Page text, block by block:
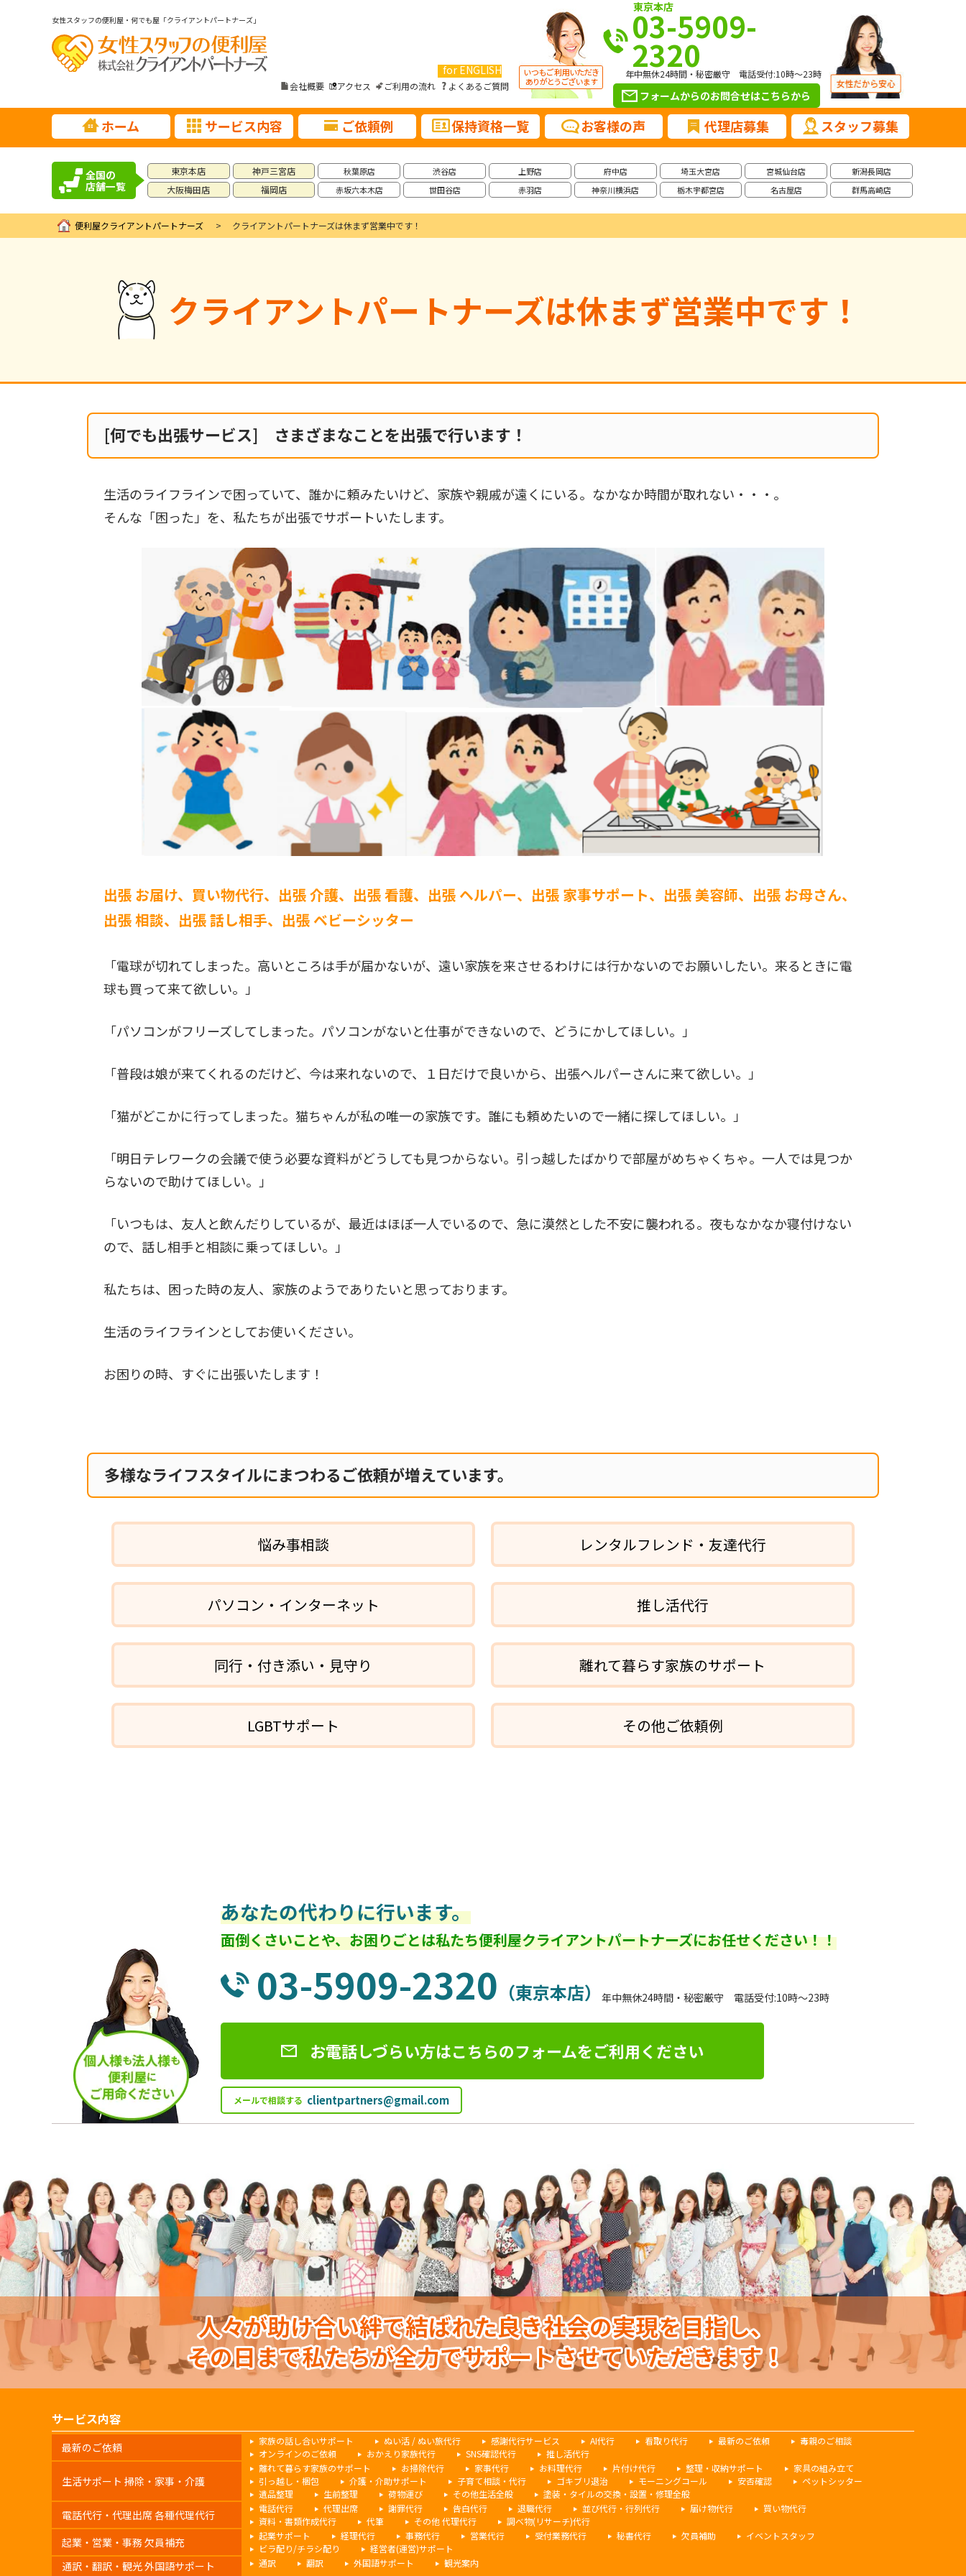
女性スタッフの便利屋・何でも屋「クライアントパートナーズ」
for ENGLISH
会社概要 アクセス ご利用の流れ よくあるご質問
東京本店
03-5909-
2320
年中無休24時間・秘密厳守 電話受付:10時～23時
フォームからのお問合せはこちらから
ホーム サービス内容 ご依頼例 保持資格一覧 お客様の声 代理店募集 スタッフ募集
全国の
店舗一覧
東京本店
大阪梅田店
神戸三宮店
福岡店
秋葉原店
赤坂六本木店
渋谷店
世田谷店
上野店
赤羽店
府中店
神奈川横浜店
埼玉大宮店
栃木宇都宮店
宮城仙台店
名古屋店
新潟長岡店
群馬高崎店
便利屋クライアントパートナーズ クライアントパートナーズは休まず営業中です！
クライアントパートナーズは休まず営業中です！
[何でも出張サービス] さまざまなことを出張で行います！
生活のライフラインで困っていて、誰かに頼みたいけど、家族や親戚が遠くにいる。なかなか時間が取れない・・・。
そんな「困った」を、私たちが出張でサポートいたします。
出張 お届け、買い物代行、出張 介護、出張 看護、出張 ヘルパー、出張 家事サポート、出張 美容師、出張 お母さん、
出張 相談、出張 話し相手、出張 ベビーシッター
「電球が切れてしまった。高いところは手が届かないが、遠い家族を来させるわけには行かないのでお願いしたい。来るときに電
球も買って来て欲しい。」
「パソコンがフリーズしてしまった。パソコンがないと仕事ができないので、どうにかしてほしい。」
「普段は娘が来てくれるのだけど、今は来れないので、１日だけで良いから、出張ヘルパーさんに来て欲しい。」
「猫がどこかに行ってしまった。猫ちゃんが私の唯一の家族です。誰にも頼めたいので一緒に探してほしい。」
「明日テレワークの会議で使う必要な資料がどうしても見つからない。引っ越したばかりで部屋がめちゃくちゃ。一人では見つか
らないので助けてほしい。」
「いつもは、友人と飲んだりしているが、最近はほぼ一人でいるので、急に漠然とした不安に襲われる。夜もなかなか寝付けない
ので、話し相手と相談に乗ってほしい。」
私たちは、困った時の友人、家族のようでありたいと思っております。
生活のライフラインとしてお使いください。
お困りの時、すぐに出張いたします！
多様なライフスタイルにまつわるご依頼が増えています。
悩み事相談 レンタルフレンド・友達代行
パソコン・インターネット 推し活代行
同行・付き添い・見守り 離れて暮らす家族のサポート
LGBTサポート その他ご依頼例
あなたの代わりに行います。
面倒くさいことや、お困りごとは私たち便利屋クライアントパートナーズにお任せください！！
03-5909-2320 （東京本店） 年中無休24時間・秘密厳守 電話受付:10時～23時
お電話しづらい方はこちらのフォームをご利用ください
メールで相談する clientpartners@gmail.com
サービス内容
最新のご依頼 家族の話し合いサポート ぬい活 / ぬい旅代行 感謝代行サービス AI代行 看取り代行 最新のご依頼
毒親のご相談
オンラインのご依頼
おかえり家族代行 SNS確認代行 推し活代行
生活サポート 掃除・家事・介護
離れて暮らす家族のサポート お掃除代行 家事代行 お料理代行 片付け代行 整理・収納サポート
家具の組み立て
引っ越し・梱包
介護・介助サポート 子育て相談・代行 ゴキブリ退治 モーニングコール 安否確認
ペットシッター
遺品整理
生前整理 荷物運び その他生活全般 塗装・タイルの交換・設置・修理全般
電話代行・代理出席 各種代理代行 電話代行 代理出席 謝罪代行 告白代行 退職代行 並び代行・行列代行 届け物代行
買い物代行
資料・書類作成代行
代筆 その他 代理代行 調べ物(リサーチ)代行
起業・営業・事務 欠員補充 起業サポート 経理代行 事務代行 営業代行 受付業務代行 秘書代行 欠員補助
イベントスタッフ
ビラ配り/チラシ配り
経営者(運営)サポート
通訳・翻訳・観光 外国語サポート 通訳 翻訳 外国語サポート 観光案内